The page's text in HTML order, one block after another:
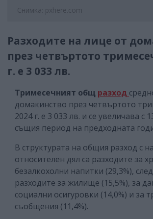
Снимка: pxhere.com
Разходите на лице от
през четвъртото
г. е 3 033 лв.
Тримесечният общ разход
домакинство през четвъртото
2024 г. е 3 033 лв. и се увеличава с
същия период на предходната
В структурата на общия разход с
относителен дял са разходите за
безалкохолни напитки (29,3%),
разходите за жилище (15,5%), за
социални осигуровки (14,0%) и за
съобщения (11,4%).